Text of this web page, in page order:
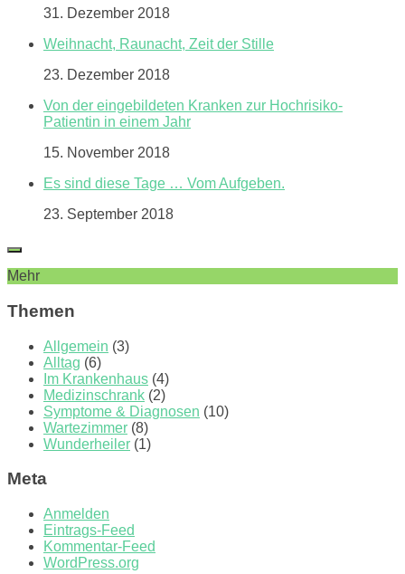
31. Dezember 2018
Weihnacht, Raunacht, Zeit der Stille
23. Dezember 2018
Von der eingebildeten Kranken zur Hochrisiko-
Patientin in einem Jahr
15. November 2018
Es sind diese Tage … Vom Aufgeben.
23. September 2018
Mehr
Themen
Allgemein (3)
Alltag (6)
Im Krankenhaus (4)
Medizinschrank (2)
Symptome & Diagnosen (10)
Wartezimmer (8)
Wunderheiler (1)
Meta
Anmelden
Eintrags-Feed
Kommentar-Feed
WordPress.org